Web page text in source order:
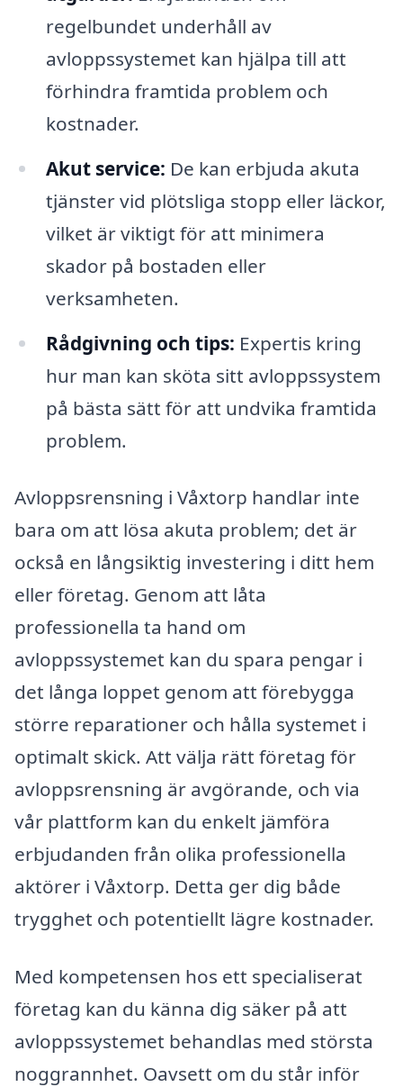
regelbundet underhåll av
avloppssystemet kan hjälpa till att
förhindra framtida problem och
kostnader.
Akut service: De kan erbjuda akuta
tjänster vid plötsliga stopp eller läckor,
vilket är viktigt för att minimera
skador på bostaden eller
verksamheten.
Rådgivning och tips: Expertis kring
hur man kan sköta sitt avloppssystem
på bästa sätt för att undvika framtida
problem.
Avloppsrensning i Våxtorp handlar inte
bara om att lösa akuta problem; det är
också en långsiktig investering i ditt hem
eller företag. Genom att låta
professionella ta hand om
avloppssystemet kan du spara pengar i
det långa loppet genom att förebygga
större reparationer och hålla systemet i
optimalt skick. Att välja rätt företag för
avloppsrensning är avgörande, och via
vår plattform kan du enkelt jämföra
erbjudanden från olika professionella
aktörer i Våxtorp. Detta ger dig både
trygghet och potentiellt lägre kostnader.
Med kompetensen hos ett specialiserat
företag kan du känna dig säker på att
avloppssystemet behandlas med största
noggrannhet. Oavsett om du står inför